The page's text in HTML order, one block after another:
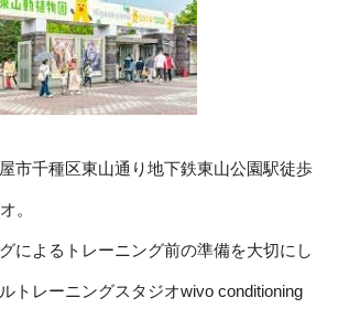
市千種区東山通り地下鉄東山公園駅徒歩
。
によるトレーニング前の準備を大切にし
トレーニングスタジオwivo conditioning